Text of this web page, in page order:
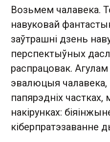
Возьмем чалавека.
навуковай
заўтрашні дзень
перспектыўных
распрацовак.
эвалюцыя чалавека,
папярэдніх
накірунках:
кіберпратэзаванне